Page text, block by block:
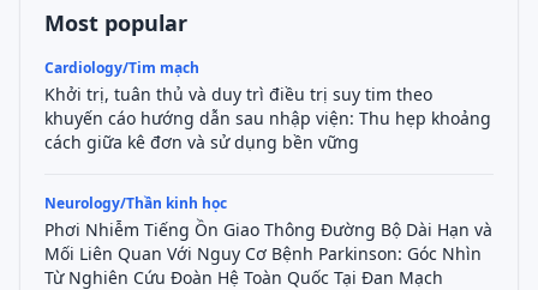
Most popular
Cardiology/Tim mạch
Khởi trị, tuân thủ và duy trì điều trị suy tim theo
khuyến cáo hướng dẫn sau nhập viện: Thu hẹp khoảng
cách giữa kê đơn và sử dụng bền vững
Neurology/Thần kinh học
Phơi Nhiễm Tiếng Ồn Giao Thông Đường Bộ Dài Hạn và
Mối Liên Quan Với Nguy Cơ Bệnh Parkinson: Góc Nhìn
Từ Nghiên Cứu Đoàn Hệ Toàn Quốc Tại Đan Mạch